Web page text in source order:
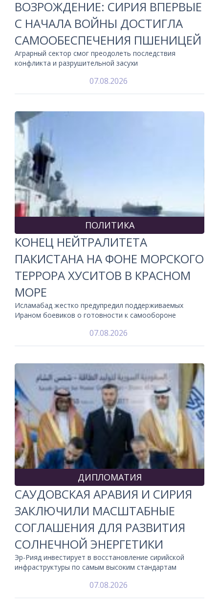
ВОЗРОЖДЕНИЕ: СИРИЯ ВПЕРВЫЕ
С НАЧАЛА ВОЙНЫ ДОСТИГЛА
САМООБЕСПЕЧЕНИЯ ПШЕНИЦЕЙ
Аграрный сектор смог преодолеть последствия
конфликта и разрушительной засухи
07.08.2026
ПОЛИТИКА
КОНЕЦ НЕЙТРАЛИТЕТА
ПАКИСТАНА НА ФОНЕ МОРСКОГО
ТЕРРОРА ХУСИТОВ В КРАСНОМ
МОРЕ
Исламабад жестко предупредил поддерживаемых
Ираном боевиков о готовности к самообороне
07.08.2026
ДИПЛОМАТИЯ
САУДОВСКАЯ АРАВИЯ И СИРИЯ
ЗАКЛЮЧИЛИ МАСШТАБНЫЕ
СОГЛАШЕНИЯ ДЛЯ РАЗВИТИЯ
СОЛНЕЧНОЙ ЭНЕРГЕТИКИ
Эр-Рияд инвестирует в восстановление сирийской
инфраструктуры по самым высоким стандартам
07.08.2026